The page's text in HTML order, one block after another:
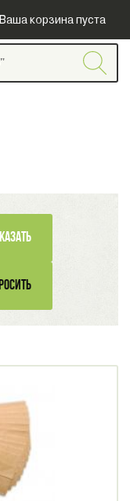
Ваша корзина пуста